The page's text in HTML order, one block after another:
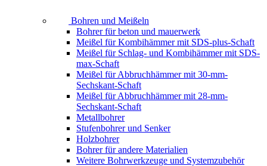
Bohren und Meißeln
Bohrer für beton und mauerwerk
Meißel für Kombihämmer mit SDS-plus-Schaft
Meißel für Schlag- und Kombihämmer mit SDS-
max-Schaft
Meißel für Abbruchhämmer mit 30-mm-
Sechskant-Schaft
Meißel für Abbruchhämmer mit 28-mm-
Sechskant-Schaft
Metallbohrer
Stufenbohrer und Senker
Holzbohrer
Bohrer für andere Materialien
Weitere Bohrwerkzeuge und Systemzubehör